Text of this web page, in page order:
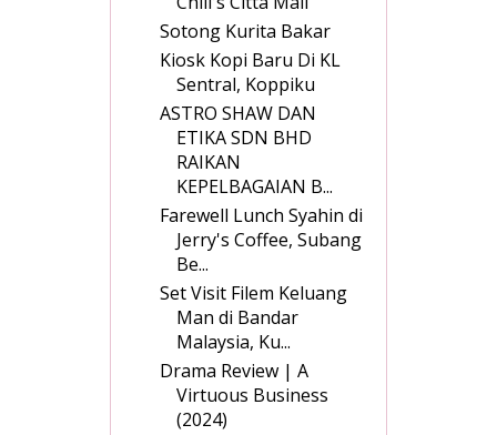
Sotong Kurita Bakar
Kiosk Kopi Baru Di KL
Sentral, Koppiku
ASTRO SHAW DAN
ETIKA SDN BHD
RAIKAN
KEPELBAGAIAN B...
Farewell Lunch Syahin di
Jerry's Coffee, Subang
Be...
Set Visit Filem Keluang
Man di Bandar
Malaysia, Ku...
Drama Review | A
Virtuous Business
(2024)